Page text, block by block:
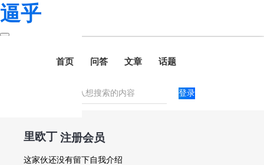
逼乎
首页 问答 文章 话题
登录
里欧丁 注册会员
这家伙还没有留下自我介绍